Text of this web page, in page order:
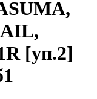
[уп.2]